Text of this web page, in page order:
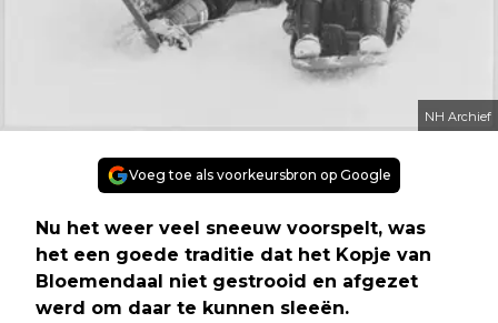
NH Archief
Voeg toe als voorkeursbron op Google
Nu het weer veel sneeuw voorspelt, was
het een goede traditie dat het Kopje van
Bloemendaal niet gestrooid en afgezet
werd om daar te kunnen sleeën.